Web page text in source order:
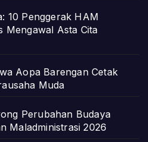
10 Penggerak HAM
Mengawal Asta Cita
Aopa Barengan Cetak
Muda
Perubahan Budaya
Maladministrasi 2026